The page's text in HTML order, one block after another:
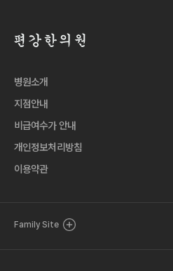
병원소개
지점안내
비급여수가 안내
개인정보처리방침
이용약관
Family Site